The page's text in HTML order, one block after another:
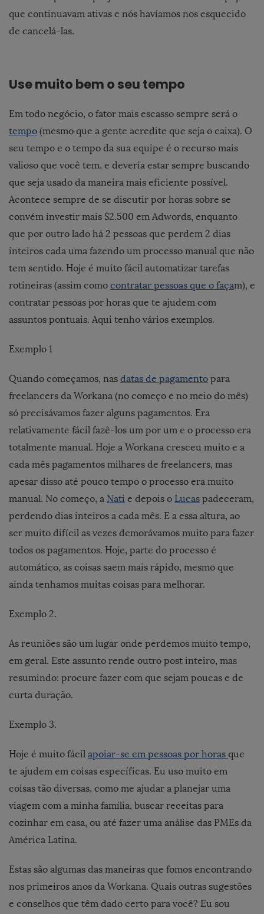
que continuavam ativas e nós havíamos nos esquecido
de cancelá-las.
Use muito bem o seu tempo
Em todo negócio, o fator mais escasso sempre será o
tempo (mesmo que a gente acredite que seja o caixa). O
seu tempo e o tempo da sua equipe é o recurso mais
valioso que você tem, e deveria estar sempre buscando
que seja usado da maneira mais eficiente possível.
Acontece sempre de se discutir por horas sobre se
convém investir mais $2.500 em Adwords, enquanto
que por outro lado há 2 pessoas que perdem 2 dias
inteiros cada uma fazendo um processo manual que não
tem sentido. Hoje é muito fácil automatizar tarefas
rotineiras (assim como contratar pessoas que o façam), e
contratar pessoas por horas que te ajudem com
assuntos pontuais. Aqui tenho vários exemplos.
Exemplo 1
Quando começamos, nas datas de pagamento para
freelancers da Workana (no começo e no meio do mês)
só precisávamos fazer alguns pagamentos. Era
relativamente fácil fazê-los um por um e o processo era
totalmente manual. Hoje a Workana cresceu muito e a
cada mês pagamentos milhares de freelancers, mas
apesar disso até pouco tempo o processo era muito
manual. No começo, a Nati e depois o Lucas padeceram,
perdendo dias inteiros a cada mês. E a essa altura, ao
ser muito difícil as vezes demorávamos muito para fazer
todos os pagamentos. Hoje, parte do processo é
automático, as coisas saem mais rápido, mesmo que
ainda tenhamos muitas coisas para melhorar.
Exemplo 2.
As reuniões são um lugar onde perdemos muito tempo,
em geral. Este assunto rende outro post inteiro, mas
resumindo: procure fazer com que sejam poucas e de
curta duração.
Exemplo 3.
Hoje é muito fácil apoiar-se em pessoas por horas que
te ajudem em coisas específicas. Eu uso muito em
coisas tão diversas, como me ajudar a planejar uma
viagem com a minha família, buscar receitas para
cozinhar em casa, ou até fazer uma análise das PMEs da
América Latina.
Estas são algumas das maneiras que fomos encontrando
nos primeiros anos da Workana. Quais outras sugestões
e conselhos que têm dado certo para você? Eu sou